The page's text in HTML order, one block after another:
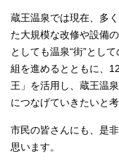
蔵王温泉では現在、多
た大規模な改修や設備
としても温泉“街”とし
組を進めるとともに、
王」を活用し、蔵王温
につなげていきたいと考
市民の皆さんにも、是
思います。